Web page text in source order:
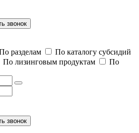
звонок
разделам
По каталогу субсидий
По лизинговым продуктам
По
звонок